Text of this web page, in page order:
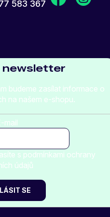
583 367
newsletter
budeme zasílat informace o
na našem e-shopu.
mail
s podmínkami ochrany
údajů
SE